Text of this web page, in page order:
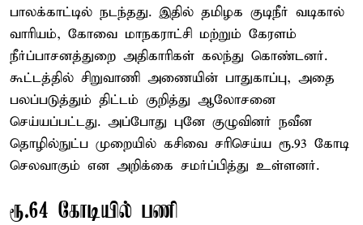
பாலக்காட்டில் நடந்தது. இதில் தமிழக குடிநீர் வடிகால்
வாரியம், கோவை மாநகராட்சி மற்றும் கேரளம்
நீர்ப்பாசனத்துறை அதிகாரிகள் கலந்து கொண்டனர்.
கூட்டத்தில் சிறுவாணி அணையின் பாதுகாப்பு, அதை
பலப்படுத்தும் திட்டம் குறித்து ஆலோசனை
செய்யப்பட்டது. அப்போது புனே குழுவினர் நவீன
தொழில்நுட்ப முறையில் கசிவை சரிசெய்ய ரூ.93 கோடி
செலவாகும் என அறிக்கை சமர்ப்பித்து உள்ளனர்.
ரூ.64 கோடியில் பணி